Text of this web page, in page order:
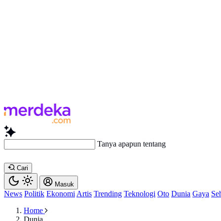
Tanya apapun tentang artikel ini...
Cari
Masuk
News Politik Ekonomi Artis Trending Teknologi Oto Dunia Gaya
Home
Dunia